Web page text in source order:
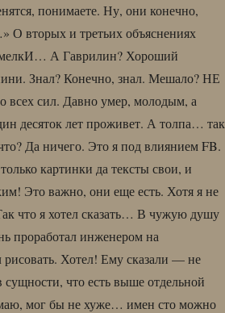
понимаете. Ну, они конечно,
вторых и третьих объяснениях
мелкИ… А Гаврилин? Хороший
Знал? Конечно, знал. Мешало? НЕ
всех сил. Давно умер, молодым, а
десяток лет проживет. А толпа… так
Да ничего. Это я под влиянием FB.
картинки да тексты свои, и
Это важно, они еще есть. Хотя я не
что я хотел сказать… В чужую душу
проработал инженером на
рисовать. Хотел! Ему сказали — не
что есть выше отдельной
мог бы не хуже… имен сто можно